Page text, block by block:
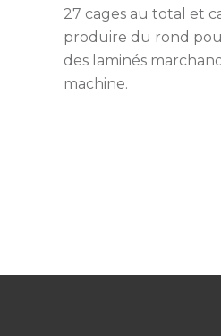
27 cages au total et
produire du rond
des laminés
machine.